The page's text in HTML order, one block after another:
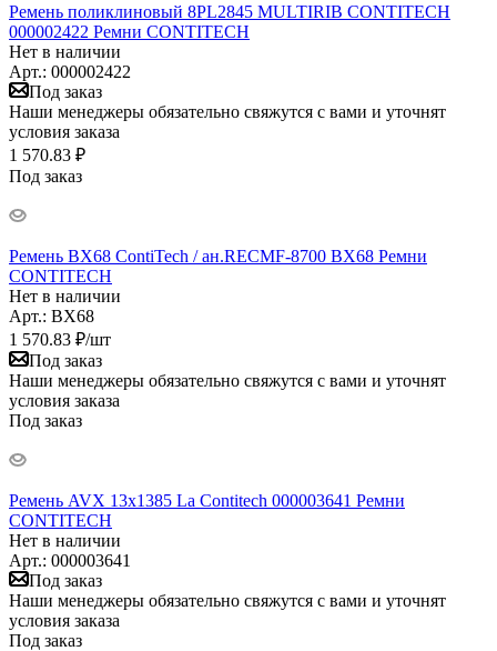
Ремень поликлиновый 8PL2845 MULTIRIB CONTITECH
000002422 Ремни CONTITECH
Нет в наличии
Арт.: 000002422
Под заказ
Наши менеджеры обязательно свяжутся с вами и уточнят
условия заказа
1 570.83 ₽
Под заказ
Ремень BX68 ContiTech / ан.RECMF-8700 BX68 Ремни
CONTITECH
Нет в наличии
Арт.: BX68
1 570.83 ₽/шт
Под заказ
Наши менеджеры обязательно свяжутся с вами и уточнят
условия заказа
Под заказ
Ремень AVX 13x1385 La Contitech 000003641 Ремни
CONTITECH
Нет в наличии
Арт.: 000003641
Под заказ
Наши менеджеры обязательно свяжутся с вами и уточнят
условия заказа
Под заказ